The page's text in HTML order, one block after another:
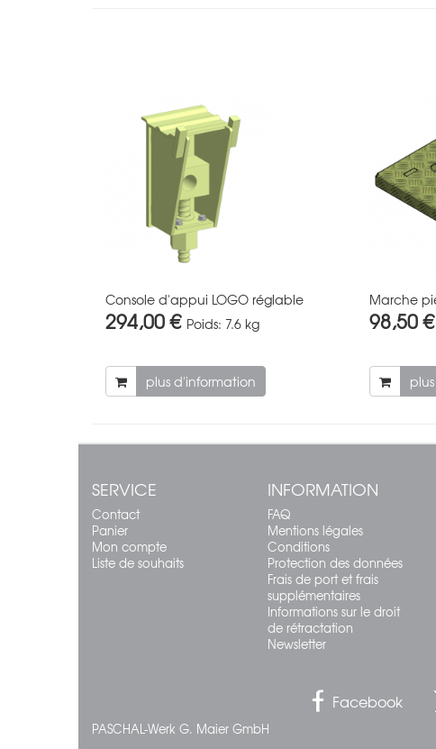
Console d'appui LOGO réglable
294,00 € Poids: 7.6 kg
plus d'information
Marche
98,50 €
SERVICE
Contact
Panier
Mon compte
Liste de souhaits
INFORMATION
FAQ
Mentions légales
Conditions
Protection des données
Frais de port et frais
supplémentaires
Informations sur le droit
de rétractation
Newsletter
Facebook
PASCHAL-Werk G. Maier GmbH